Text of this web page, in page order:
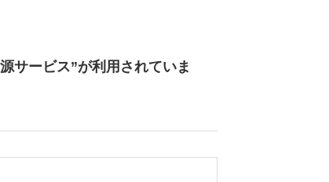
サービス”が利用されていま